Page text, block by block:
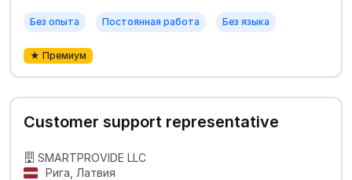
Без опыта Постоянная работа Без языка
★ Премиум
Customer support representative
SMARTPROVIDE LLC
Рига, Латвия